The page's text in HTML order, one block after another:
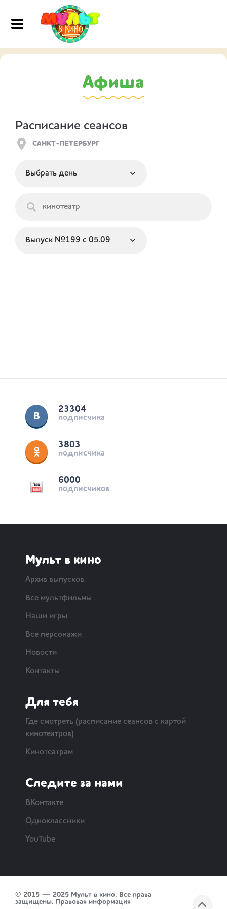
Афиша
Расписание сеансов
23304
подписчика
3803
подписчика
6000
подписчиков
Мульт в кино
Архив выпусков
Все мультфильмы
Наши игры
Все персонажи
Новости
Контакты
Для тебя
Где смотреть (расписание сеансов с картой
кинотеатров)
Кинотеатрам
Следите за нами
ВКонтакте
Одноклассники
YouTube
© 2015 — 2025 Мульт в кино. Все права
защищены. Правовая информация